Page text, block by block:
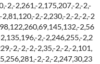
2,-2,261,-2,175,207,-2,-2,-
2,-2,230,-2,-2,-2,-2
2,56
2,-2,246,255,-2,2
2,-2,-2,-2,35,-2,-2,-2,101,
2,-2,-2,247,30,23